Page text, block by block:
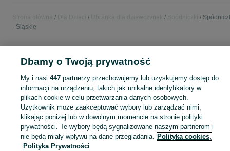
- Śląskie
KATEGORIA
garnitur dla dziewczynki,spodnie dzwony dla dziewczynki,strój Zobacz
Mapa kategorii
Mapa miejscowości
Dbamy o Twoją prywatność
My i nasi 447partnerzy przechowujemy lub uzyskujemy dostęp do
informacji na urządzeniu, takich jak unikalne identyfikatory w
plikach cookie w celu przetwarzania danych osobowych.
Użytkownik może zaakceptować wybory lub zarządzać nimi,
klikając poniżej lub w dowolnym momencie na stronie polityki
prywatności. Te wybory będą sygnalizowane naszym partnerom i
nie będą miały wpływu na dane przeglądania. Polityka cookies,
Polityka Prywatności